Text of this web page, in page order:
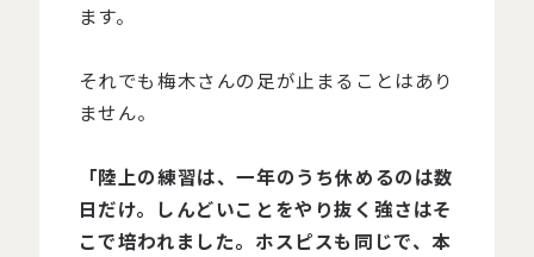
ます。
それでも梅木さんの足が止まることはあり
ません。
「陸上の練習は、一年のうち休めるのは数
日だけ。しんどいことをやり抜く強さはそ
こで培われました。ホスピスも同じで、本